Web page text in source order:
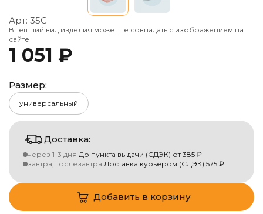
Арт: 35С
Внешний вид изделия может не совпадать с изображением на
сайте
1 051 ₽
Размер:
универсальный
Доставка:
через 1-3 дня До пункта выдачи (СДЭК) от385 ₽
завтра,послезавтра Доставка курьером (СДЭК) 575 ₽
Добавить в корзину